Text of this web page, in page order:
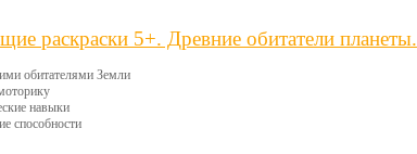
раскраски 5+. Древние обитатели планеты.
обитателями Земли
навыки
способности